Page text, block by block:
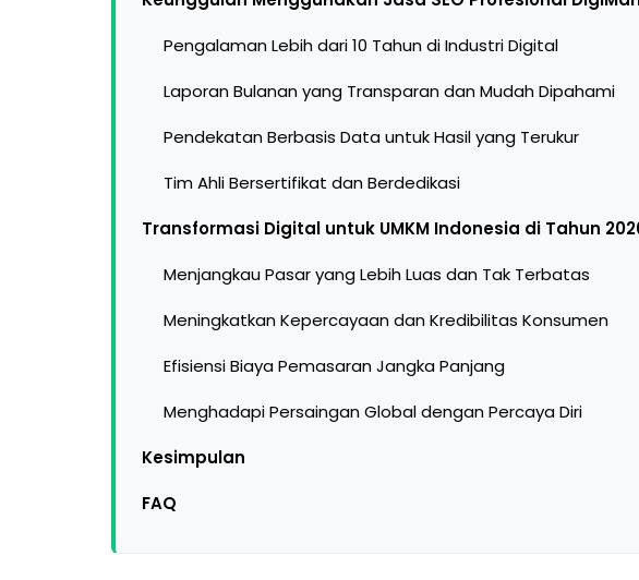
Pengalaman Lebih dari 10 Tahun di Industri Digital
Laporan Bulanan yang Transparan dan Mudah Dipahami
Pendekatan Berbasis Data untuk Hasil yang Terukur
Tim Ahli Bersertifikat dan Berdedikasi
Transformasi Digital untuk UMKM Indonesia di Tahun
Menjangkau Pasar yang Lebih Luas dan Tak Terbatas
Meningkatkan Kepercayaan dan Kredibilitas Konsumen
Efisiensi Biaya Pemasaran Jangka Panjang
Menghadapi Persaingan Global dengan Percaya Diri
Kesimpulan
FAQ